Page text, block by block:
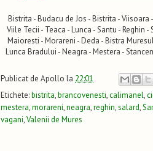
Bistrita - Budacu de Jos - Bistrita -
Viile Tecii - Teaca - Lunca - Santu - Reghin
Maioresti - Morareni - Deda - Bistra
Lunca Bradului - Neagra - Mestera -
Publicat de Apollo la 22:01
Etichete:bistrita,brancovenesti,calimanel,
mestera,morareni,neagra,reghin,salard,
vagani,Valenii de Mures